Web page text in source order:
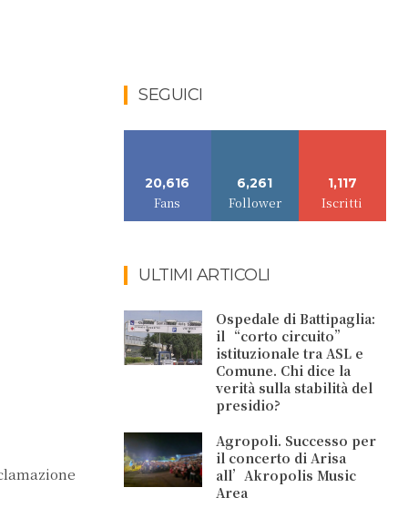
SEGUICI
20,616
Fans
6,261
Follower
1,117
Iscritti
ULTIMI ARTICOLI
Ospedale di Battipaglia:
il “corto circuito”
istituzionale tra ASL e
Comune. Chi dice la
verità sulla stabilità del
presidio?
Agropoli. Successo per
il concerto di Arisa
all’Akropolis Music
Area